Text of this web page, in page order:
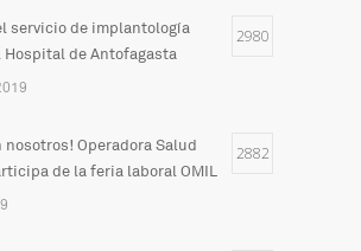
servicio de implantología
Hospital de Antofagasta
2980
nosotros! Operadora Salud
de la feria laboral OMIL
2882